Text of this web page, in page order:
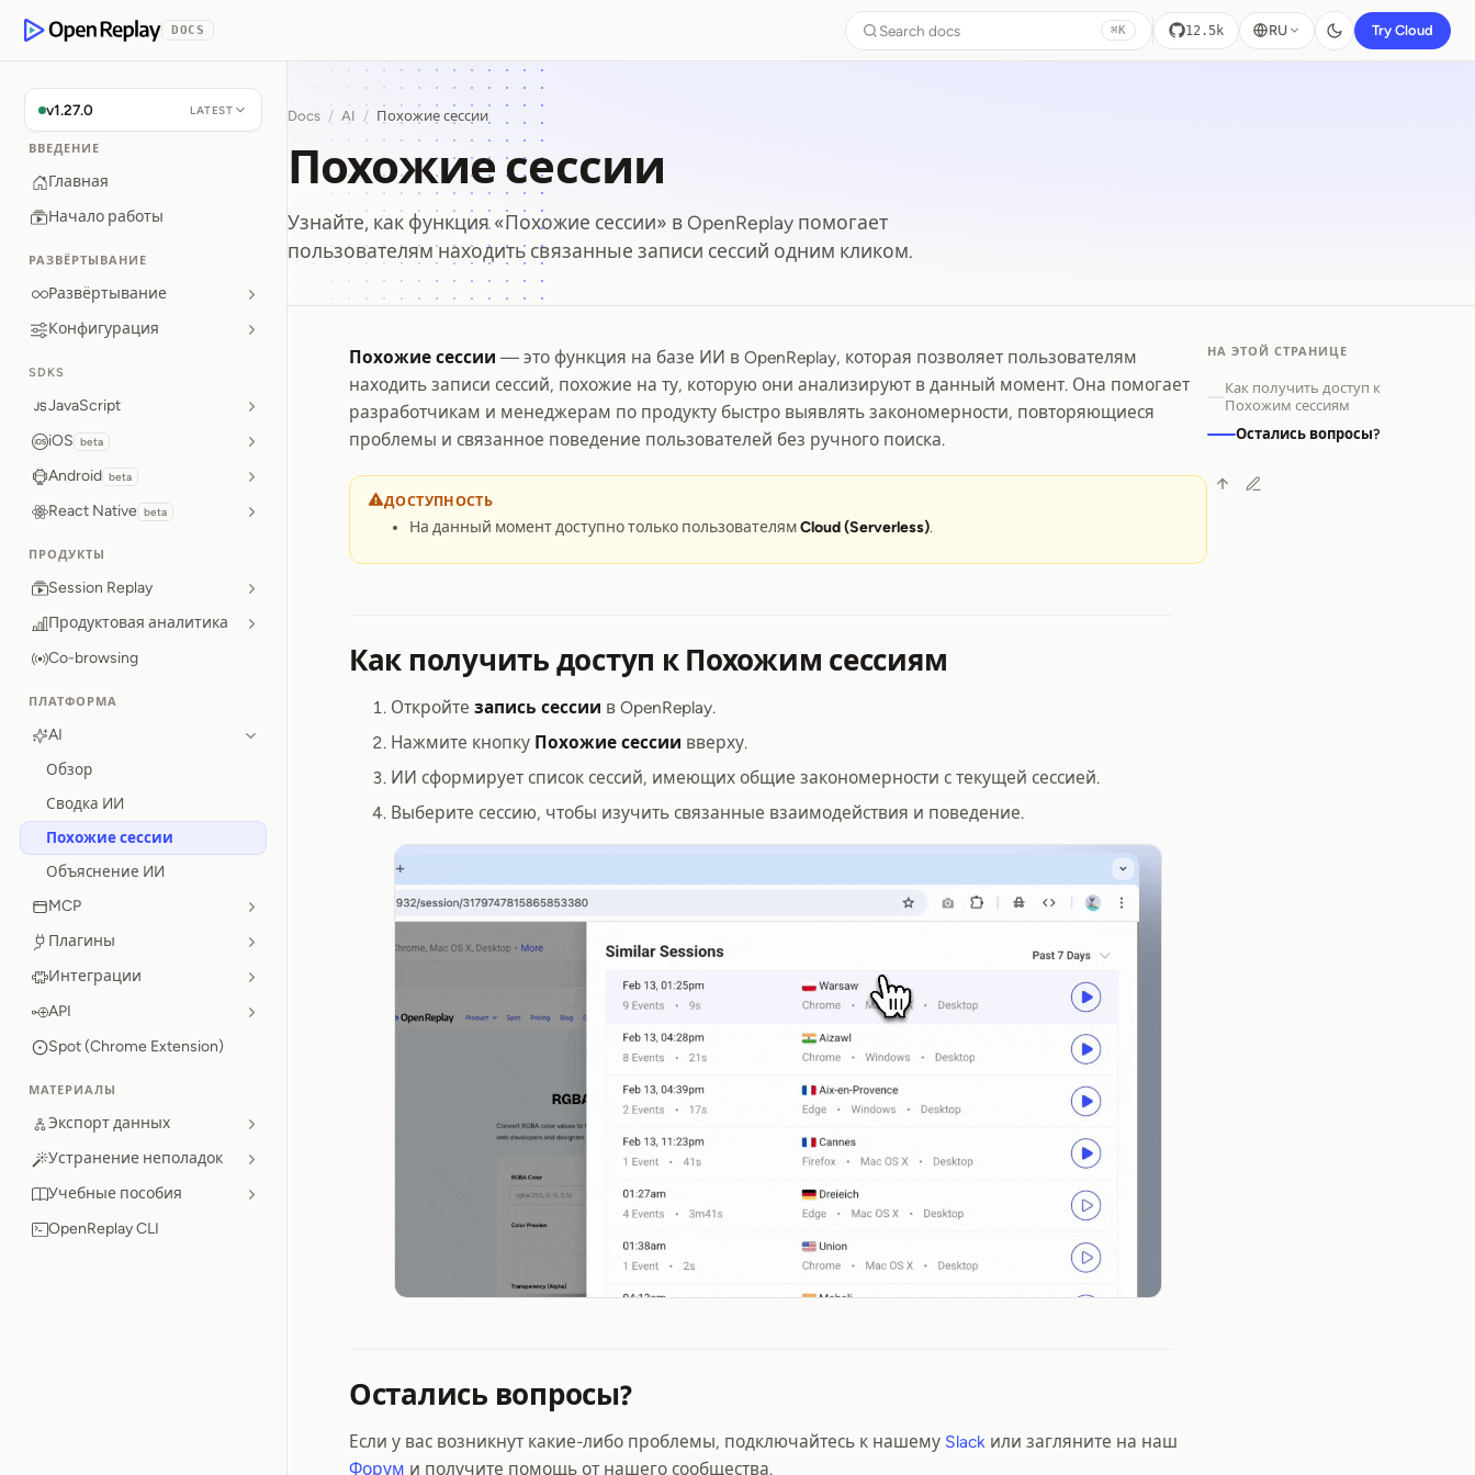
OpenReplay
DOCS Search docs ⌘K 12.5k RU Try Cloud
v1.27.0 LATEST
ВВЕДЕНИЕ
Главная
Начало работы
РАЗВЁРТЫВАНИЕ
Развёртывание
Конфигурация
SDKS
JavaScript
iOS beta
Android beta
React Native beta
ПРОДУКТЫ
Session Replay
Продуктовая аналитика
Co-browsing
ПЛАТФОРМА
AI
Обзор
Сводка ИИ
Похожие сессии
Объяснение ИИ
MCP
Плагины
Интеграции
API
Spot (Chrome Extension)
МАТЕРИАЛЫ
Экспорт данных
Устранение неполадок
Учебные пособия
OpenReplay CLI
Docs / AI / Похожие сессии
Похожие сессии
Узнайте, как функция «Похожие сессии» в OpenReplay помогает
пользователям находить связанные записи сессий одним кликом.
Похожие сессии
Похожие сессии — это функция на базе ИИ в OpenReplay, которая позволяет пользователям
находить записи сессий, похожие на ту, которую они анализируют в данный момент. Она помогает
разработчикам и менеджерам по продукту быстро выявлять закономерности, повторяющиеся
проблемы и связанное поведение пользователей без ручного поиска.
ДОСТУПНОСТЬ
На данный момент доступно только пользователямCloud (Serverless).
Как получить доступ к Похожим сессиям
Откройте запись сессии в OpenReplay.
Нажмите кнопку Похожие сессии вверху.
ИИ сформирует список сессий, имеющих общие закономерности с текущей сессией.
Выберите сессию, чтобы изучить связанные взаимодействия и поведение.
Остались вопросы?
Если у вас возникнут какие-либо проблемы, подключайтесь к нашему Slack или загляните на наш
Форум и получите помощь от нашего сообщества.
НА ЭТОЙ СТРАНИЦЕ
Как получить доступ к
Похожим сессиям
Остались вопросы?